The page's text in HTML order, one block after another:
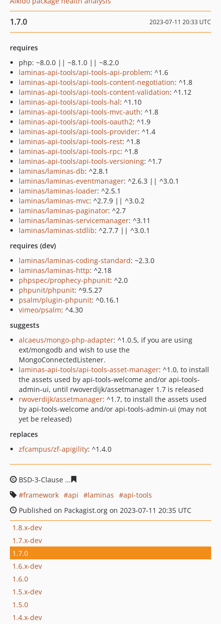
1.7.0 2023-07-11 20:33 UTC
requires
php: ~8.0.0 || ~8.1.0 || ~8.2.0
laminas-api-tools/api-tools-api-problem: ^1.6
laminas-api-tools/api-tools-content-negotiation: ^1.8
laminas-api-tools/api-tools-content-validation: ^1.12
laminas-api-tools/api-tools-hal: ^1.10
laminas-api-tools/api-tools-mvc-auth: ^1.8
laminas-api-tools/api-tools-oauth2: ^1.9
laminas-api-tools/api-tools-provider: ^1.4
laminas-api-tools/api-tools-rest: ^1.8
laminas-api-tools/api-tools-rpc: ^1.8
laminas-api-tools/api-tools-versioning: ^1.7
laminas/laminas-db: ^2.8.1
laminas/laminas-eventmanager: ^2.6.3 || ^3.0.1
laminas/laminas-loader: ^2.5.1
laminas/laminas-mvc: ^2.7.9 || ^3.0.2
laminas/laminas-paginator: ^2.7
laminas/laminas-servicemanager: ^3.11
laminas/laminas-stdlib: ^2.7.7 || ^3.0.1
requires (dev)
laminas/laminas-coding-standard: ~2.3.0
laminas/laminas-http: ^2.18
phpspec/prophecy-phpunit: ^2.0
phpunit/phpunit: ^9.5.27
psalm/plugin-phpunit: ^0.16.1
vimeo/psalm: ^4.30
suggests
alcaeus/mongo-php-adapter: ^1.0.5, if you are using
ext/mongodb and wish to use the
MongoConnectedListener.
laminas-api-tools/api-tools-asset-manager: ^1.0, to install
the assets used by api-tools-welcome and/or api-tools-
admin-ui, until rwoverdijk/assetmanager 1.7 is released
rwoverdijk/assetmanager: ^1.7, to install the assets used
by api-tools-welcome and/or api-tools-admin-ui (may not
yet be released)
replaces
zfcampus/zf-apigility: ^1.4.0
BSD-3-Clause
framework
api laminas
api-tools
Published on Packagist.org on 2023-07-11 20:35 UTC
1.8.x-dev
1.7.x-dev
1.7.0
1.6.x-dev
1.6.0
1.5.x-dev
1.5.0
1.4.x-dev